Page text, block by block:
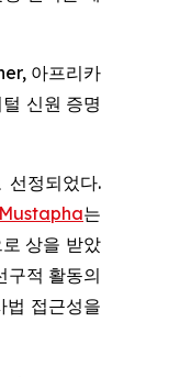
아프리카
신원 증명
정되었다.
는
상을 받았
적 활동의
법 접근성을